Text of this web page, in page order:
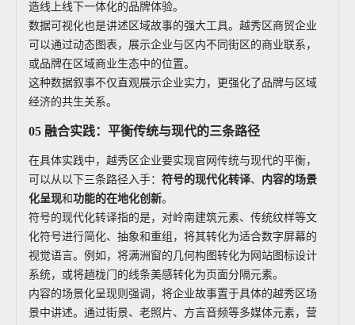
造线上线下一体化的品牌体验。
数据可视化也是讲述区域故事的强大工具。越秀区商贸企业
可以通过动态图表，展示企业与区内不同街区的商业联系，
或品牌在区域商业生态中的位置。
这种数据叙事不仅直观展示企业实力，更强化了品牌与区域
经济的共生关系。
05 融合实践：平衡传统与现代的三条路径
在具体实践中，越秀区企业要实现官网传统与现代的平衡，
可以从以下三条路径入手： 符号的现代化转译、 内容的场景
化呈现和功能的在地化创新。
符号的现代化转译指的是，对岭南建筑元素、传统纹样等文
化符号进行简化、抽象和重组，将其转化为适合数字屏幕的
视觉语言。例如，将满洲窗的几何构图转化为网站图标设计
系统，或将趟栊门的线条美感转化为页面分隔元素。
内容的场景化呈现则强调，将企业故事置于具体的越秀区场
景中讲述。通过街景、老照片、方言音频等多媒体元素，营